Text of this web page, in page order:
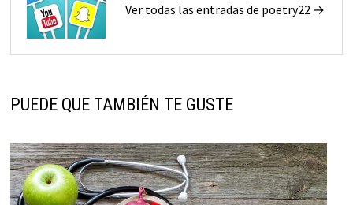
Ver todas las entradas de poetry22 →
PUEDE QUE TAMBIÉN TE GUSTE